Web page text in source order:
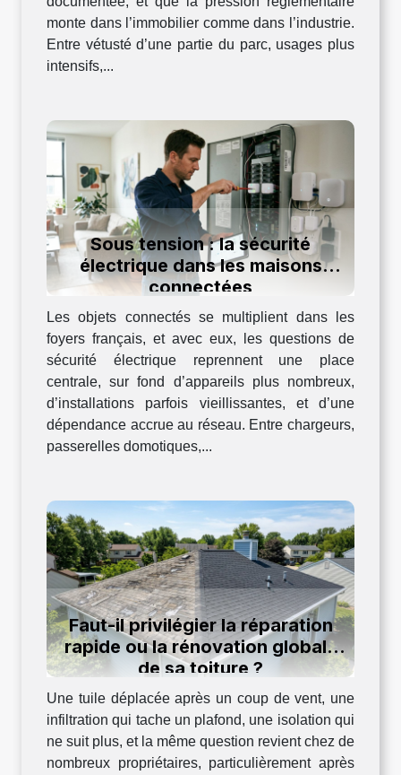
monte dans l’immobilier comme dans l’industrie.
Entre vétusté d’une partie du parc, usages plus
intensifs,...
Sous tension : la sécurité
électrique dans les maisons
connectées
Les objets connectés se multiplient dans les
foyers français, et avec eux, les questions de
sécurité électrique reprennent une place
centrale, sur fond d’appareils plus nombreux,
d’installations parfois vieillissantes, et d’une
dépendance accrue au réseau. Entre chargeurs,
passerelles domotiques,...
Faut-il privilégier la réparation
rapide ou la rénovation globale
de sa toiture ?
Une tuile déplacée après un coup de vent, une
infiltration qui tache un plafond, une isolation qui
ne suit plus, et la même question revient chez de
nombreux propriétaires, particulièrement après